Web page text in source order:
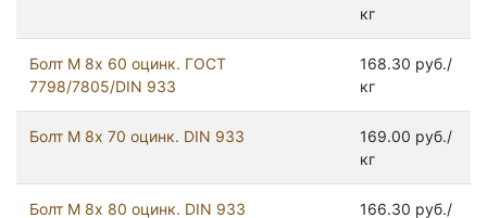
кг
Болт М 8х 60 оцинк. ГОСТ
7798/7805/DIN 933
168.30 руб./
кг
Болт М 8х 70 оцинк. DIN 933
169.00 руб./
кг
Болт М 8х 80 оцинк. DIN 933 166.30 руб./